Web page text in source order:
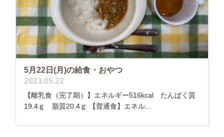
5月22日(月)の給食・おやつ
2023.05.22
【離乳食（完了期）】エネルギー516kcal たんぱく質
19.4ｇ 脂質20.4ｇ 【普通食】エネル...